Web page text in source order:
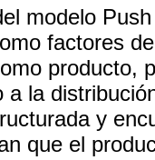
modelo
factores
producto,
a la
y
que el